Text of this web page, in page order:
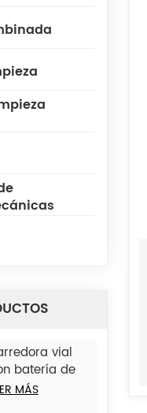
vial
batería de
JC-D9
MÁS